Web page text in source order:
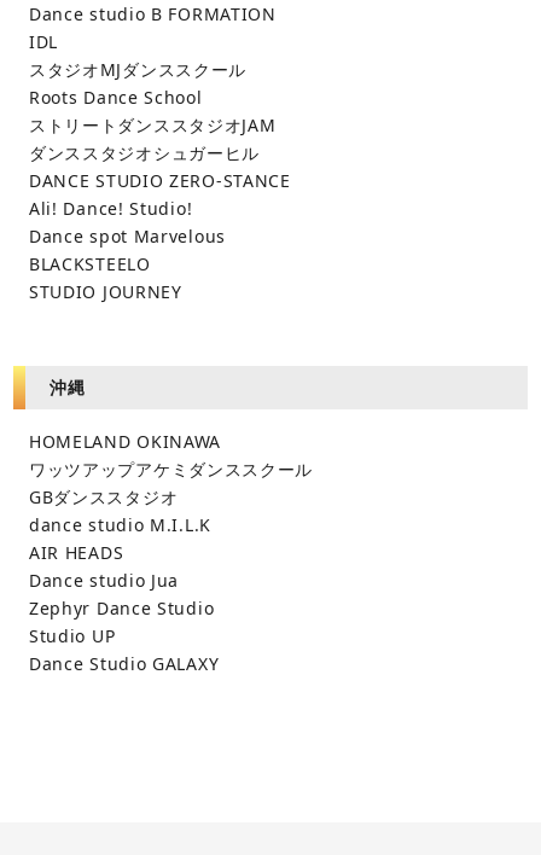
Dance studio B FORMATION
IDL
スタジオMJダンススクール
Roots Dance School
ストリートダンススタジオJAM
ダンススタジオシュガーヒル
DANCE STUDIO ZERO-STANCE
Ali! Dance! Studio!
Dance spot Marvelous
BLACKSTEELO
STUDIO JOURNEY
沖縄
HOMELAND OKINAWA
ワッツアップアケミダンススクール
GBダンススタジオ
dance studio M.I.L.K
AIR HEADS
Dance studio Jua
Zephyr Dance Studio
Studio UP
Dance Studio GALAXY